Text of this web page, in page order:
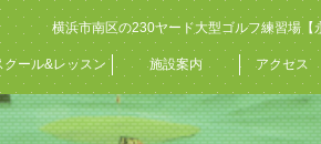
横浜市南区の230ヤード大型ゴルフ練習場【
クール&レッスン 施設案内 アクセス